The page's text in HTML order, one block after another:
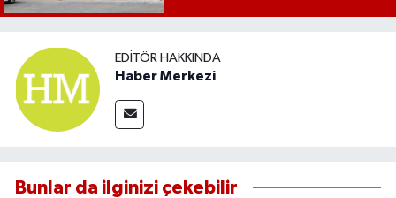
EDITÖR HAKKINDA
Haber Merkezi
Bunlar da ilginizi çekebilir